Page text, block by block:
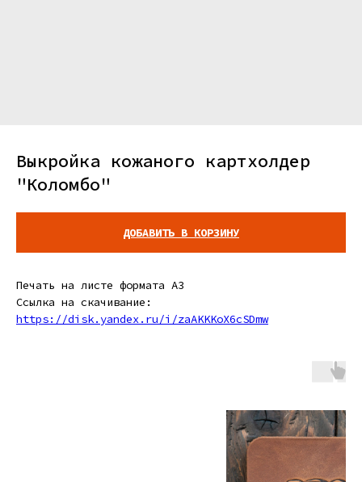
Выкройка кожаного картхолдер
"Коломбо"
ДОБАВИТЬ В КОРЗИНУ
Печать на листе формата A3
Ссылка на скачивание:
https://disk.yandex.ru/i/zaAKKKoX6cSDmw